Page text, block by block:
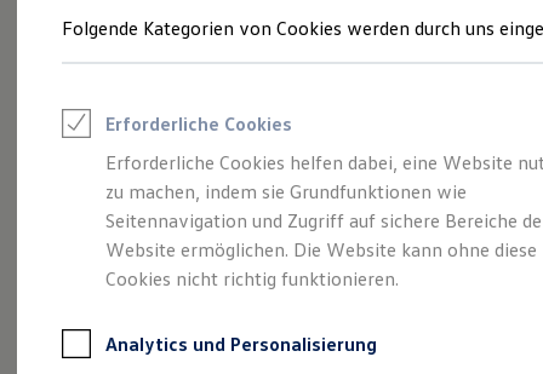
Junge Gebrauchtwagen und Gebrauchtwagen
Saisonangebote
Leasing
Leasing-Angebote
Gebrauchtwagen Leasing
Junge Gebrauchtwagen-Leasing
Elektroauto Leasing
Kleinwagen-Leasing
Leasing ohne Anzahlung
Autokredit mit Schlussrate
Versicherungen und Garantien
Ganz schön groß. Der
Polo.
Folgende Kategorien von Cookies werden durch uns
Erforderliche Cookies
Erforderliche Cookies helfen dabei, eine Website
zu machen, indem sie Grundfunktionen wie
Seitennavigation und Zugriff auf sichere Bereiche
Website ermöglichen. Die Website kann ohne diese
Cookies nicht richtig funktionieren.
Analytics und Personalisierung